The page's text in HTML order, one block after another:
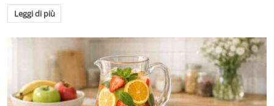
Leggi di più